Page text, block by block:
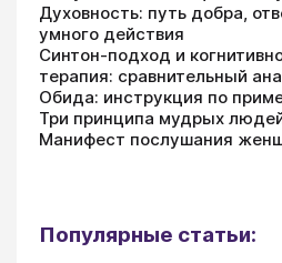
Духовность: путь добра,
умного действия
Синтон-подход и
терапия: сравнительный
Обида: инструкция по
Три принципа мудрых
Манифест послушания
Популярные статьи: